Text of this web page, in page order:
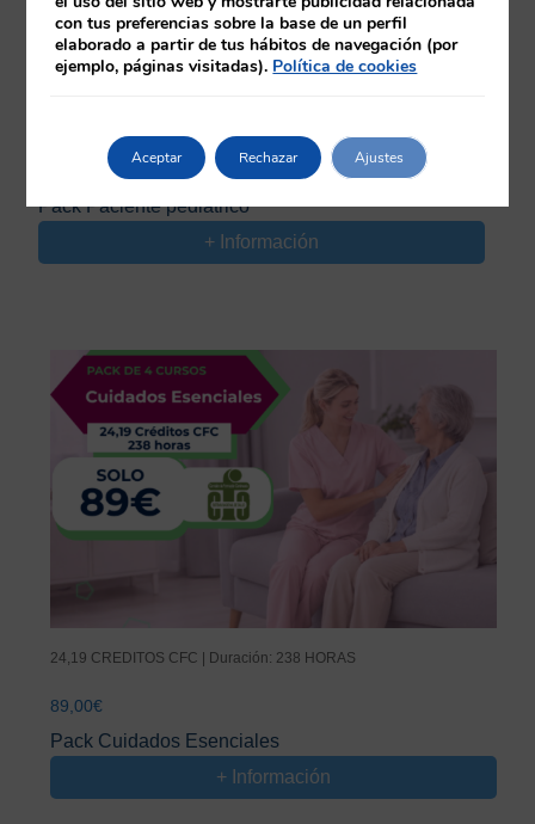
Pack Paciente pediátrico
+ Información
24,19 CREDITOS CFC | Duración: 238 HORAS
89,00€
Pack Cuidados Esenciales
+ Información
con tus preferencias sobre la base de un perfil
elaborado a partir de tus hábitos de navegación (por
ejemplo, páginas visitadas). Política de cookies
Aceptar Rechazar Ajustes